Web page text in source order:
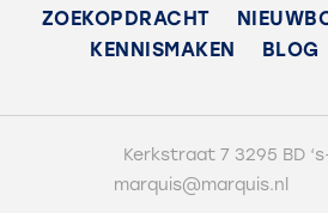
ZOEKOPDRACHT
KENNISMAKEN
BLOG
Kerkstraat 7 3295 BD
marquis@marquis.nl